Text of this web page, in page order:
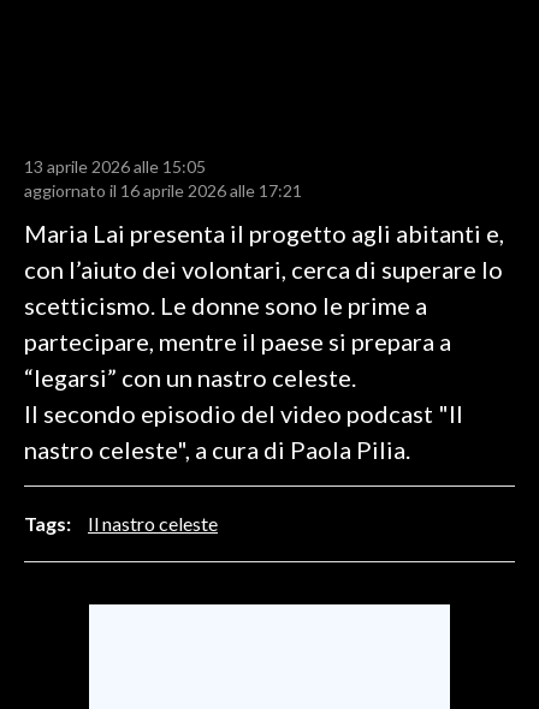
SPORT
RISULTATI E CLASSIFICHE
CALCIO
CALCIO REGIONALE
VOLLEY
MOTORI
CULTURA
13 aprile 2026 alle 15:05
aggiornato il 16 aprile 2026 alle 17:21
Maria Lai presenta il progetto agli abitanti e,
con l’aiuto dei volontari, cerca di superare lo
scetticismo. Le donne sono le prime a
partecipare, mentre il paese si prepara a
“legarsi” con un nastro celeste.
Il secondo episodio del video podcast "Il
nastro celeste", a cura di Paola Pilia.
Tags: Il nastro celeste